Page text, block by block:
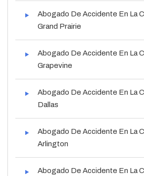
Abogado De Accidente En La
Grand Prairie
Abogado De Accidente En La
Grapevine
Abogado De Accidente En La
Dallas
Abogado De Accidente En La
Arlington
Abogado De Accidente En La